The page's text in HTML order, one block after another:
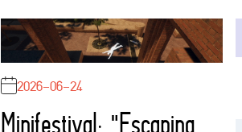
2026-06-24
Minifestival: "Escaping